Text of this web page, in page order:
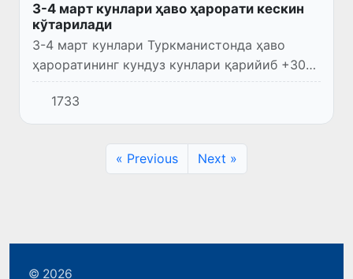
3-4 март кунлари ҳаво ҳарорати кескин
кўтарилади
3-4 март кунлари Туркманистонда ҳаво
ҳароратининг кундуз кунлари қарийиб +30
даражагача кескин кўтарилиб кетиши
Ғарбдан нам циклонларнинг минтақага
шиддат билан кириб келишига олиб...
1733
« Previous Next »
© 2026